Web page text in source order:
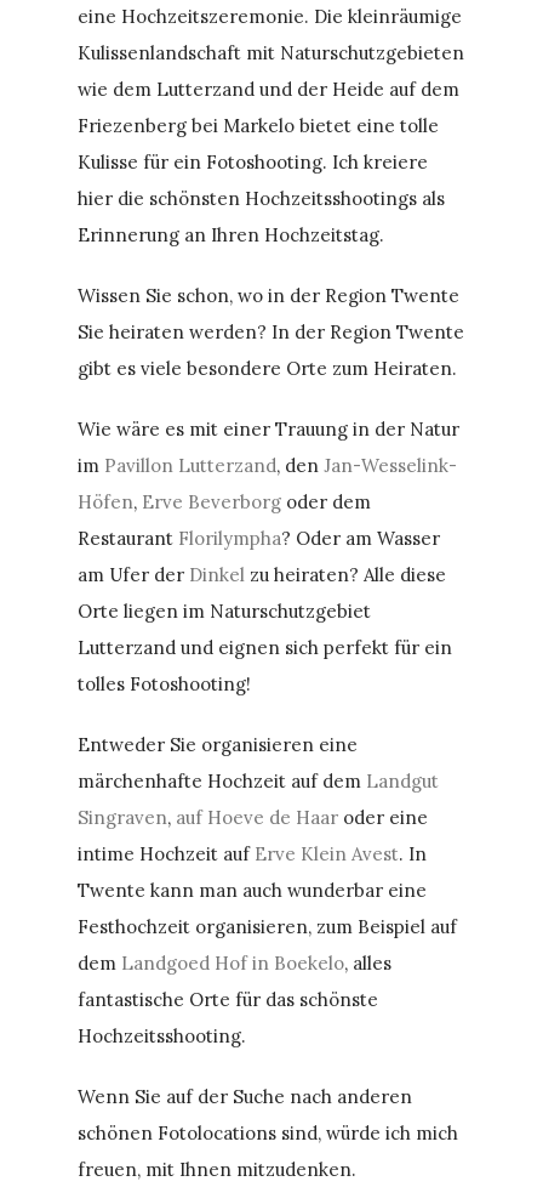
eine Hochzeitszeremonie. Die kleinräumige
Kulissenlandschaft mit Naturschutzgebieten
wie dem Lutterzand und der Heide auf dem
Friezenberg bei Markelo bietet eine tolle
Kulisse für ein Fotoshooting. Ich kreiere
hier die schönsten Hochzeitsshootings als
Erinnerung an Ihren Hochzeitstag.
Wissen Sie schon, wo in der Region Twente
Sie heiraten werden? In der Region Twente
gibt es viele besondere Orte zum Heiraten.
Wie wäre es mit einer Trauung in der Natur
im Pavillon Lutterzand, denJan-Wesselink-
Höfen, Erve Beverborg oder dem
Restaurant Florilympha? Oder am Wasser
am Ufer der Dinkel zu heiraten? Alle diese
Orte liegen im Naturschutzgebiet
Lutterzand und eignen sich perfekt für ein
tolles Fotoshooting!
Entweder Sie organisieren eine
märchenhafte Hochzeit auf dem Landgut
Singraven, auf Hoeve de Haar oder eine
intime Hochzeit auf Erve Klein Avest. In
Twente kann man auch wunderbar eine
Festhochzeit organisieren, zum Beispiel auf
dem Landgoed Hof in Boekelo, alles
fantastische Orte für das schönste
Hochzeitsshooting.
Wenn Sie auf der Suche nach anderen
schönen Fotolocations sind, würde ich mich
freuen, mit Ihnen mitzudenken.